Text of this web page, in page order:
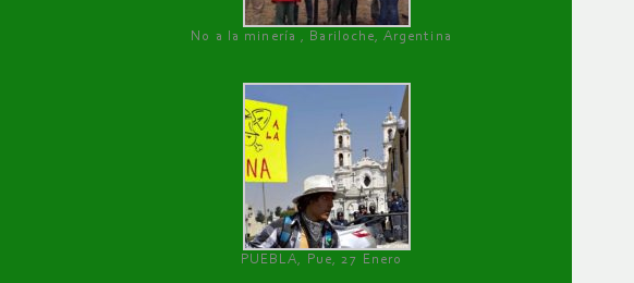
No a la minería , Bariloche, Argentina
PUEBLA, Pue, 27 Enero